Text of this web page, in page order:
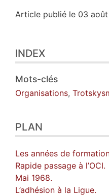
Article publié le 03 août
Plan
Texte
Citer cet article
INDEX
Mots-clés
Organisations,
PLAN
Les années de
Rapide passage à l’OCI.
Mai 1968.
L’adhésion à la Ligue.